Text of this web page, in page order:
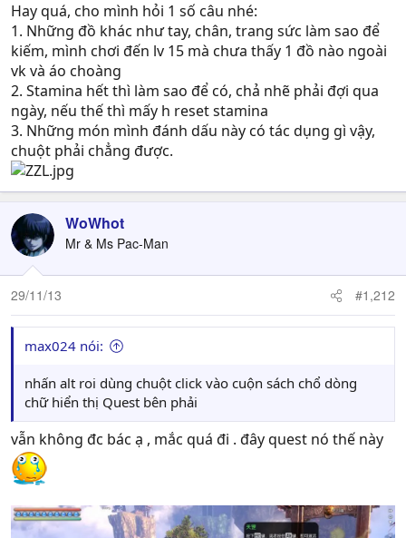
Hay quá, cho mình hỏi 1 số câu nhé:
1. Những đồ khác như tay, chân, trang sức làm sao để
kiếm, mình chơi đến lv 15 mà chưa thấy 1 đồ nào ngoài
vk và áo choàng
2. Stamina hết thì làm sao để có, chả nhẽ phải đợi qua
ngày, nếu thế thì mấy h reset stamina
3. Những món mình đánh dấu này có tác dụng gì vậy,
chuột phải chẳng được.
WoWhot
Mr & Ms Pac-Man
29/11/13 #1,212
max024 nói:
nhấn alt roi dùng chuột click vào cuộn sách chổ dòng
chữ hiển thị Quest bên phải
vẫn không đc bác ạ , mắc quá đi . đây quest nó thế này